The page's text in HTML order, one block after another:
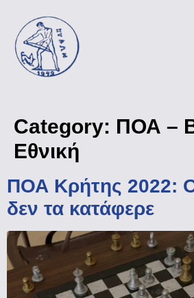
Category: ΠΟΑ –
Εθνική
ΠΟΑ Κρήτης 2022:
δεν τα κατάφερε